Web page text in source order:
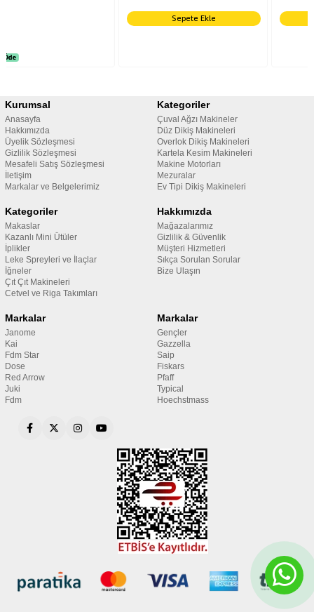
Sepete Ekle Sepete Ekle
Kurumsal
Anasayfa
Hakkımızda
Üyelik Sözleşmesi
Gizlilik Sözleşmesi
Mesafeli Satış Sözleşmesi
İletişim
Markalar ve Belgelerimiz
Kategoriler
Çuval Ağzı Makineler
Düz Dikiş Makineleri
Overlok Dikiş Makineleri
Kartela Kesim Makineleri
Makine Motorları
Mezuralar
Ev Tipi Dikiş Makineleri
Kategoriler
Makaslar
Kazanlı Mini Ütüler
İplikler
Leke Spreyleri ve İlaçlar
İğneler
Çıt Çıt Makineleri
Cetvel ve Riga Takımları
Hakkımızda
Mağazalarımız
Gizlilik & Güvenlik
Müşteri Hizmetleri
Sıkça Sorulan Sorular
Bize Ulaşın
Markalar
Janome
Kai
Fdm Star
Dose
Red Arrow
Juki
Fdm
Markalar
Gençler
Gazzella
Saip
Fiskars
Pfaff
Typical
Hoechstmass